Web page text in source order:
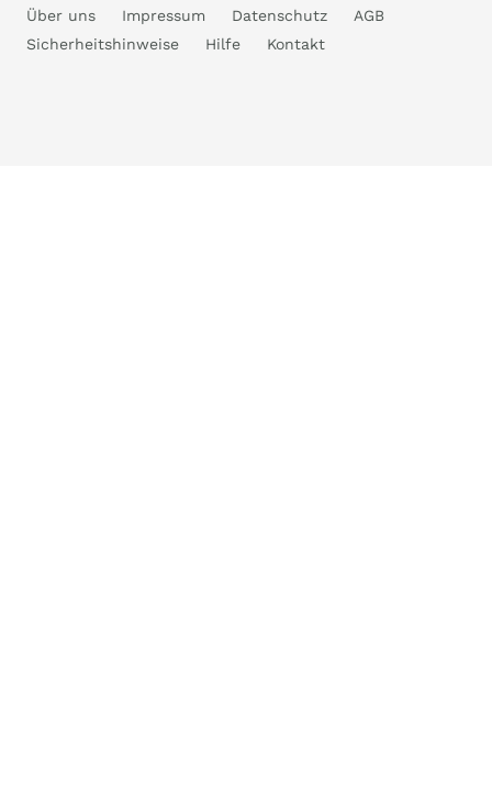
Über uns Impressum Datenschutz
AGB
Sicherheitshinweise
Hilfe Kontakt